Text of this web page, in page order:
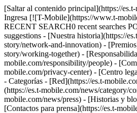
[Saltar al contenido principal](https://es.t-mobile.com#content-main) [![T-Mobile](https://www.t-mobile.com/content/dam/t-mobile/ntm/branding/logos/corporate/tmo-logo-v4.svg)](https://es.t-mobile.com/) Ingresa [![T-Mobile](https://www.t-mobile.com/content/dam/t-mobile/ntm/branding/logos/corporate/tmo-logo-v4.svg)](https://es.t-mobile.com/) Buscar Buscar Enviar término de búsqueda Cerrar la búsqueda RECENT SEARCH0 recent searches POPULAR0 popular search suggestions Categoríasundefined categories Sugerencias0 search suggestions TOP SUGGESTIONS - [](https://es.t-mobile.com) undefined top suggestions - [Nuestra historia](https://es.t-mobile.com/our-story) Nuestra historia - [Historia del Un-carrier](https://es.t-mobile.com/our-story/un-carrier-history) - [Red e innovación](https://es.t-mobile.com/our-story/network-and-innovation) - [Premios](https://es.t-mobile.com/our-story/awards) - [Directorio](https://es.t-mobile.com/our-story/executive-leadership-team) - [Trabajando juntos](https://es.t-mobile.com/our-story/working-together) - [Responsabilidad](https://es.t-mobile.com/responsibility) Responsabilidad - [Gobierno](https://es.t-mobile.com/responsibility/governance) - [Personas](https://es.t-mobile.com/responsibility/people) - [Comunidades](https://es.t-mobile.com/responsibility/community) - [Planeta](https://es.t-mobile.com/responsibility/planet) - [Centro de Privacidad](https://es.t-mobile.com/privacy-center) - [Centro legal](https://es.t-mobile.com/responsibility/legal) - [Informes](https://es.t-mobile.com/responsibility/reporting) - [Sala de prensa](https://es.t-mobile.com/news) Sala de prensa - Categorías - [Red](https://es.t-mobile.com/news/category/network) - [Dispositivos](https://es.t-mobile.com/news/category/devices) - [Un-carrier](https://es.t-mobile.com/news/category/un-carrier) - [Comunidad](https://es.t-mobile.com/news/category/community) - [Ofertas](https://es.t-mobile.com/news/category/offers) - [Negocios](https://es.t-mobile.com/news/category/